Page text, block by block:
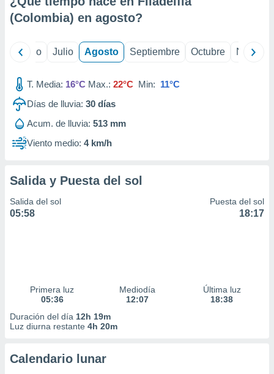
e
publicidad
publicidad
de
(Colombia) en agosto?
Junio Julio Agosto Septiembre Octubre
T. Media: 16°C Max.: 22°C Min: 11°C
Días de lluvia: 30 días
Acum. de lluvia: 513 mm
Viento medio: 4 km/h
Salida y Puesta del sol
Salida del sol
05:58
Puesta del sol
18:17
Primera luz
05:36
Mediodía
12:07
Última luz
18:38
Duración del día 12h 19m
Luz diurna restante 4h 20m
Calendario lunar